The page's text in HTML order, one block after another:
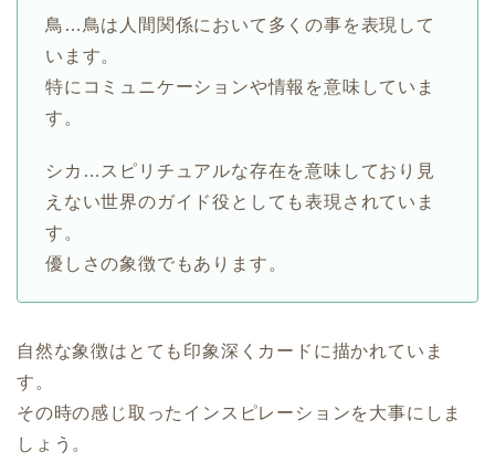
鳥…鳥は人間関係において多くの事を表現して
います。
特にコミュニケーションや情報を意味していま
す。
シカ…スピリチュアルな存在を意味しており見
えない世界のガイド役としても表現されていま
す。
優しさの象徴でもあります。
自然な象徴はとても印象深くカードに描かれていま
す。
その時の感じ取ったインスピレーションを大事にしま
しょう。